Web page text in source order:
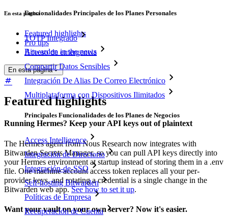
Funcionalidades Principales de los Planes Personales
TOTP Integrado
Acceso de emergencia
Compartir Datos Sensibles
Integración De Alias De Correo Electrónico
Multiplataforma con Dispositivos Ilimitados
Principales Funcionalidades de los Planes de Negocios
Access Intelligence
Integración de Directorio
Integración-de-SSO
Self-hosting Bitwarden
Políticas de Empresa
Recuperación de Cuenta
En esta página
Featured highlights
Pro tips
Bitwarden in the news
En esta página
Featured highlights
Running Hermes? Keep your API keys out of plaintext
The Hermes agent from Nous Research now integrates with
Bitwarden Secrets Manager, so you can pull API keys directly into
your Hermes environment at startup instead of storing them in a .env
file. One machine account access token replaces all your per-
provider keys, and rotating a credential is a single change in the
Bitwarden web app.See how to set it up.
Want your vault on your own server? Now it's easier.